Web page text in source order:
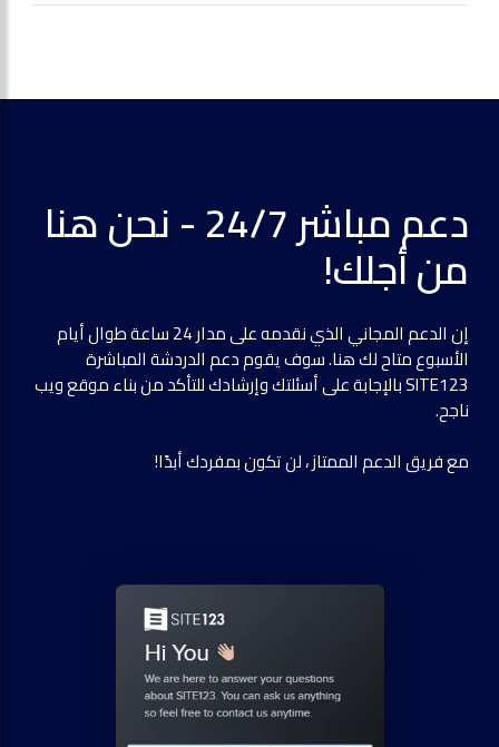
دعم مباشر 24/7 - نحن هنا
من أجلك!
إن الدعم المجاني الذي نقدمه على مدار 24 ساعة طوال أيام
الأسبوع متاح لك هنا. سوف يقوم دعم الدردشة المباشرة
SITE123 بالإجابة على أسئلتك وإرشادك للتأكد من بناء موقع ويب
ناجح.
مع فريق الدعم الممتاز ، لن تكون بمفردك أبدًا!